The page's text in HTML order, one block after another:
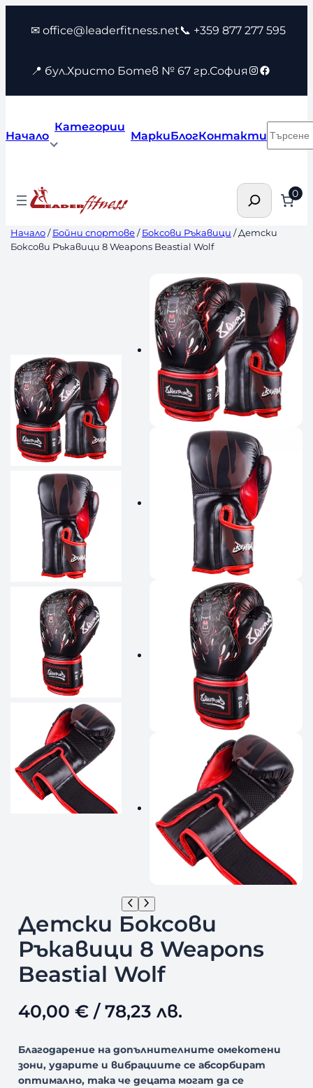
съдържанието
✉ office@leaderfitness.net📞 +359 877 277 595
📍 бул.Христо Ботев № 67 гр.София Instagram
Facebook
Начало
Категории
МаркиБлогКонтакти
Търсене 0
Начало/Бойни спортове/Боксови Ръкавици / Детски
Боксови Ръкавици 8 Weapons Beastial Wolf
Детски Боксови
Ръкавици 8 Weapons
Beastial Wolf
40,00 €/ 78,23 лв.
Благодарение на допълнителните омекотени
зони, ударите и вибрациите се абсорбират
оптимално, така че децата могат да се